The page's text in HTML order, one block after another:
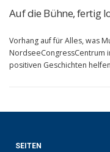
Auf die Bühne, fertig
Vorhang auf für Alles, was
NordseeCongressCentrum
positiven Geschichten
SEITEN